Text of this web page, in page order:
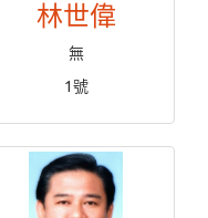
林世偉
無
1號